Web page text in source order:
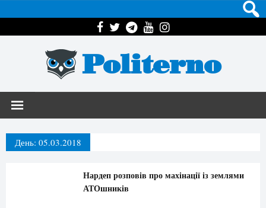
Politerno
День: 05.03.2018
Нардеп розповів про махінації із землями
АТОшників